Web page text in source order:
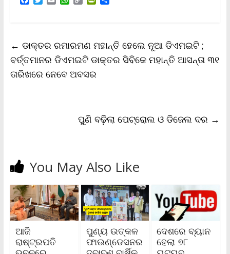
o
o
k
e
r
A
p
p
i
n
k
F
r
i
e
← ଡାକ୍ତର ରମାରମଣ ମହାନ୍ତି ହେଲେ ନୂଆ ଡିଏମଇଟି ;
ବର୍ତ୍ତମାନର ଡିଏମଇଟି ଡାକ୍ତର ସିବିକେ ମହାନ୍ତି ଆସନ୍ତା ୩୧
ତାରିଖରେ ନେବେ ଅବସର
ପୁଣି ବଢ଼ିଲା ପେଟ୍ରୋଲ ଓ ଡିଜେଲ ଦର →
You May Also Like
ଆଜି
ରାଷ୍ଟ୍ରପତି
ପୁଣ୍ୟ ଉତ୍କଳ
ଫାଉଣ୍ଡେସନର
ଦେଶରେ ବ୍ୟାନ
ହେଲା ୭୮